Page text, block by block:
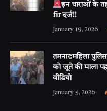
इन धाराओं के
fir दर्ज!!
January 19, 2026
तमनार:महिला
को जूते की माला
वीडियो
January 5, 2026